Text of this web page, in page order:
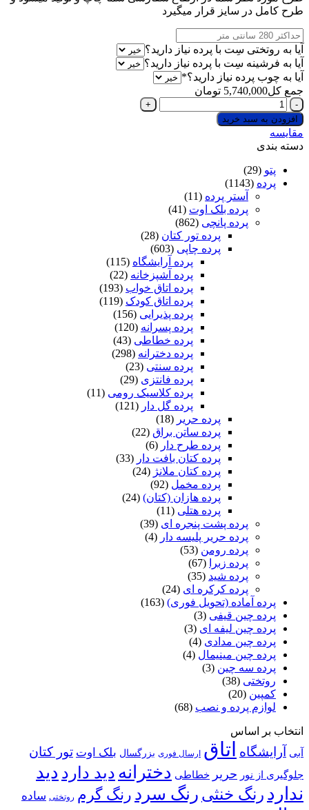
طرح کامل در سایز قرار میگیرد
آیا به روتختی سِت با پرده نیاز دارید؟
آیا به فرشینه سِت با پرده نیاز دارید؟
آیا به چوب پرده نیاز دارید؟*
(required)
جمع کل 5,740,000 تومان
پرده
پانچی
چاپی
کد
A76
یک
افزودن به سبد خرید
مقایسه
دسته بندی
پتو (29)
پرده (1143)
آستر پرده (11)
پرده بلک اوت (41)
پرده پانچی (862)
پرده تور کتان (28)
پرده چاپی (603)
پرده آرایشگاه (115)
پرده آشپزخانه (22)
پرده اتاق خواب (193)
پرده اتاق کودک (119)
پرده پذیرایی (156)
پرده پسرانه (120)
پرده خطاطی (43)
پرده دخترانه (298)
پرده سنتی (23)
پرده فانتزی (29)
پرده کلاسیک رومی (11)
پرده گل دار
پرده حریر
پرده ساتن براق (22)
پرده طرح دار
پرده کتان بافت دار
پرده کتان ملانژ (24)
پرده مخمل (92)
پرده هازان (کتان) (24)
پرده هتلی (11)
پرده پشت پنجره ای (39)
پرده حریر پلیسه دار
پرده رومن (53)
پرده زبرا
پرده شید (35)
پرده کرکره ای (24)
پرده آماده (تحویل فوری) (163)
پرده چین قیفی (3)
پرده چین لیفه ای (3)
پرده چین مدادی (4)
پرده چین مینیمال (4)
پرده سه چین (3)
روتختی (38)
کمپین (20)
لوازم پرده و نصب (68)
انتخاب بر اساس
آبی آرایشگاهاتاق ارسال فوری بزرگسال بلک اوت تور کتان
جلوگیری از نور حریر خطاطی دخترانهدید دارددید
نداردرنگ خنثی رنگ سردرنگ گرم روتختی ساده